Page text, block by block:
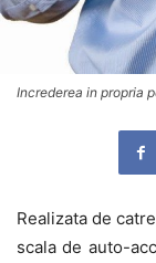
Increderea in propria
Realizata de
scala de auto-